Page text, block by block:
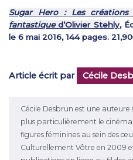
Sugar Hero : Les créations
fantastiqued’Olivier Stehly,
le 6 mai 2016, 144 pages.
Article écrit par Cécile
Cécile Desbrun est une auteure
plus particulièrement le
figures féminines au sein des
Culturellement Vôtre en 2009